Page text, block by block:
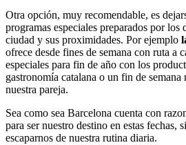
Otra opción, muy recomendable, es
programas especiales preparados por los
ciudad y sus proximidades. Por ejemplo
ofrece desde fines de semana con ruta a
especiales para fin de año con los
gastronomía catalana o un fin de semana
nuestra pareja.
Sea como sea Barcelona cuenta con
para ser nuestro destino en estas fechas,
escaparnos de nuestra rutina diaria.